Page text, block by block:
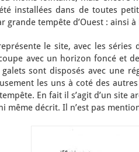
installées dans de toutes
grande tempête d’Ouest : ainsi
le site, avec les
avec un horizon foncé et
sont disposés avec une
les uns à coté des
En fait il s’agit d’un site
même décrit. Il n’est pas